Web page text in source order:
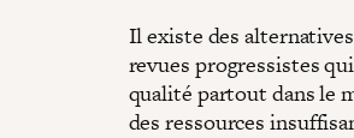
Il existe des
revues progressistes
qualité partout dans le
des ressources